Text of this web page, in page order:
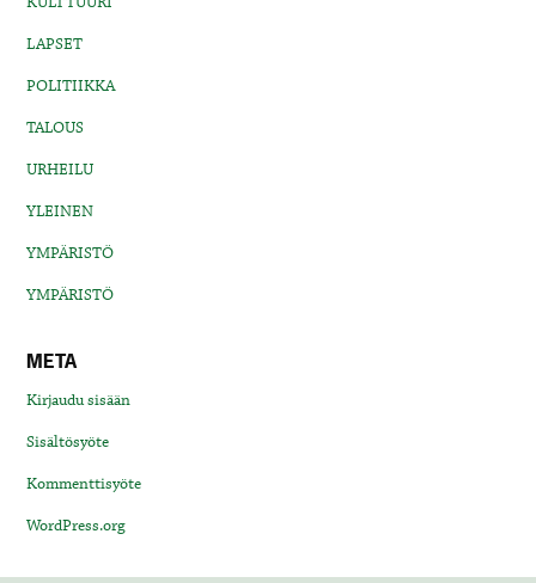
LAPSET
POLITIIKKA
TALOUS
URHEILU
YLEINEN
YMPÄRISTÖ
YMPÄRISTÖ
META
Kirjaudu sisään
Sisältösyöte
Kommenttisyöte
WordPress.org